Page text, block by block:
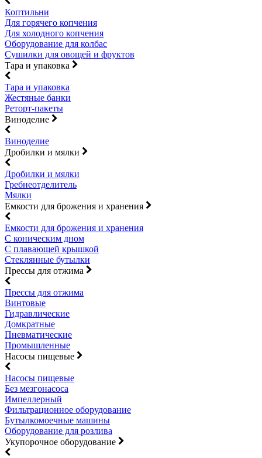
Коптильни
Для горячего копчения
Для холодного копчения
Оборудование для колбас
Сушилки для овощей и фруктов
Тара и упаковка
Тара и упаковка
Жестяные банки
Реторт-пакеты
Виноделие
Виноделие
Дробилки и мялки
Дробилки и мялки
Гребнеотделитель
Мялки
Емкости для брожения и хранения
Емкости для брожения и хранения
С коническим дном
С плавающей крышкой
Стеклянные бутылки
Прессы для отжима
Прессы для отжима
Винтовые
Гидравлические
Домкратные
Пневматические
Промышленные
Насосы пищевые
Насосы пищевые
Без мезгонасоса
Импеллерный
Фильтрационное оборудование
Бутылкомоечные машины
Оборудование для розлива
Укупорочное оборудование